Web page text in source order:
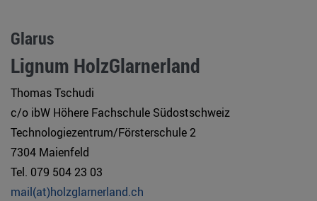
Glarus
Lignum HolzGlarnerland
Thomas Tschudi
c/o ibW Höhere Fachschule Südostschweiz
Technologiezentrum/Försterschule 2
7304 Maienfeld
Tel. 079 504 23 03
mail(at)holzglarnerland.ch